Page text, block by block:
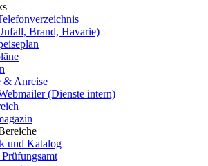
Brand, Havarie)
& Anreise
(Dienste intern)
und Katalog
Prüfungsamt